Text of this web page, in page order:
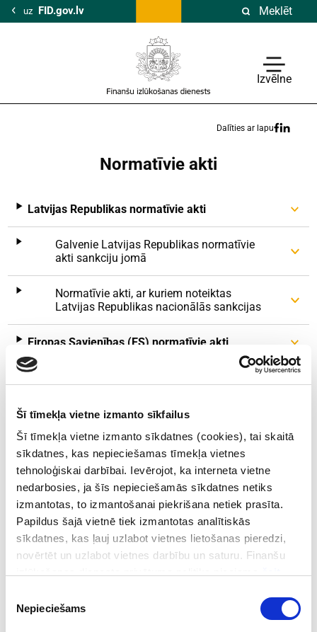
Šī tīmekļa vietne izmanto sīkfailus
Šī tīmekļa vietne izmanto sīkdatnes (cookies), tai skaitā
sīkdatnes, kas nepieciešamas tīmekļa vietnes
tehnoloģiskai darbībai. Ievērojot, ka interneta vietne
nedarbosies, ja šīs nepieciešamās sīkdatnes netiks
izmantotas, to izmantošanai piekrišana netiek prasīta.
Papildus šajā vietnē tiek izmantotas analītiskās
sīkdatnes, kas ļauj uzlabot vietnes lietošanas pieredzi,
novērtēt un uzlabot vietnes darbību un saturu. Finanšu
izvēle
Nepieciešams
uz FID.gov.lv Meklēt
Izvēlne
Dalīties ar lapu
Normatīvie akti
Latvijas Republikas normatīvie akti
Galvenie Latvijas Republikas normatīvie
akti sankciju jomā
Normatīvie akti, ar kuriem noteiktas
Latvijas Republikas nacionālās sankcijas
Eiropas Savienības (ES) normatīvie akti
Sankcijas pret Baltkrieviju
ES sankcijas attiecībā uz Krimu,
Sevastopoli
ES sankcijas attiecībā uz Doņecku un
Luhansku
Apvienoto Nāciju Organizācijas (ANO)
Drošības Padomes sankcijas
Norādām, ka FID uztur
, kurā pieejama